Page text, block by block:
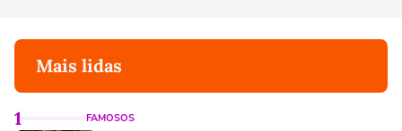
Mais lidas
1 FAMOSOS